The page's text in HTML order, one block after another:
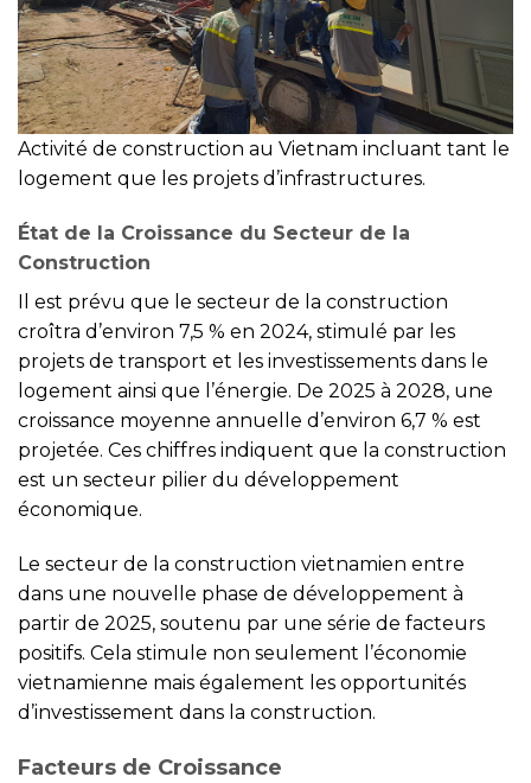
Activité de construction au Vietnam incluant tant le
logement que les projets d’infrastructures.
État de la Croissance du Secteur de la
Construction
Il est prévu que le secteur de la construction
croîtra d’environ 7,5 % en 2024, stimulé par les
projets de transport et les investissements dans le
logement ainsi que l’énergie. De 2025 à 2028, une
croissance moyenne annuelle d’environ 6,7 % est
projetée. Ces chiffres indiquent que la construction
est un secteur pilier du développement
économique.
Le secteur de la construction vietnamien entre
dans une nouvelle phase de développement à
partir de 2025, soutenu par une série de facteurs
positifs. Cela stimule non seulement l’économie
vietnamienne mais également les opportunités
d’investissement dans la construction.
Facteurs de Croissance